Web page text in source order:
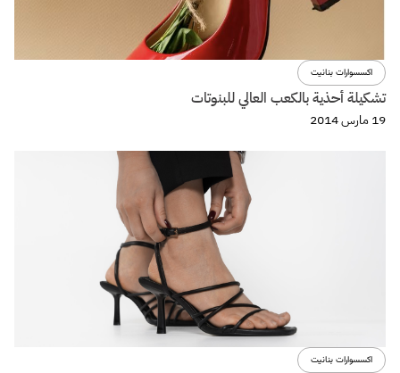
اكسسوارات بنانيت
تشكيلة أحذية بالكعب العالي للبنوتات
19 مارس 2014
اكسسوارات بنانيت